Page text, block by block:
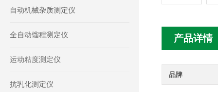
产品详情
品牌
自动机械杂质测定仪
全自动馏程测定仪
运动粘度测定仪
抗乳化测定仪